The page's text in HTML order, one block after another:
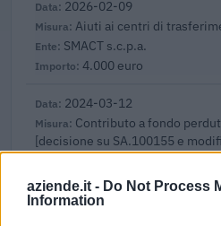
aziende.it - Do Not Process
Information
2026-02-09
Aiuti ai centri di
SMACT s.c.p.a.
4.000 euro
2024-03-12
Contributo a fondo
[decisione su SA.100155 e
temporale al 30.6.22) ai sensi
agenzia delle entrate
1.346 euro